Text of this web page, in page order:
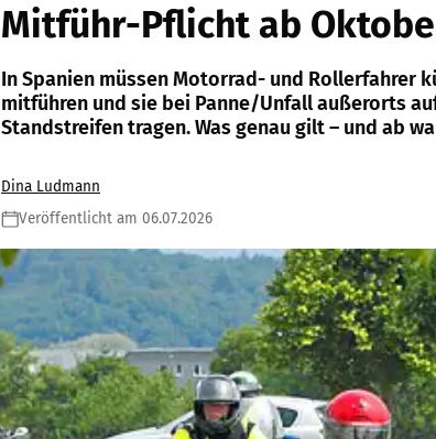
Mitführ-Pflicht ab
In Spanien müssen Motorrad- und Rollerfahrer
mitführen und sie bei Panne/Unfall außerorts
Standstreifen tragen. Was genau gilt – und ab
Dina Ludmann
Veröffentlicht am 06.07.2026